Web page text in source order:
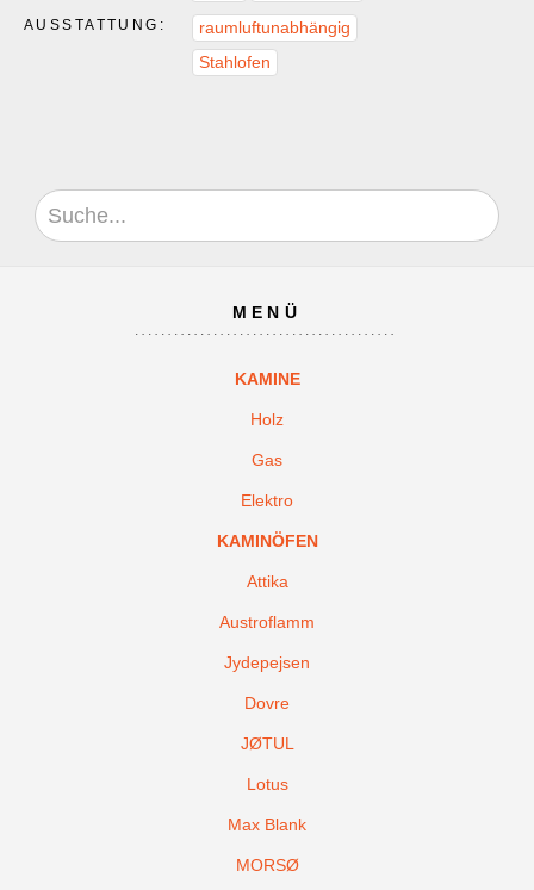
AUSSTATTUNG:
raumluftunabhängig
Stahlofen
MENÜ
KAMINE
Holz
Gas
Elektro
KAMINÖFEN
Attika
Austroflamm
Jydepejsen
Dovre
JØTUL
Lotus
Max Blank
MORSØ